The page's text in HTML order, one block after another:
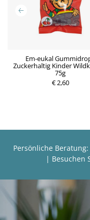
Em-eukal
Zuckerhaltig Kinder
75g
€ 2,60
Persönliche Beratung:
| Besuchen